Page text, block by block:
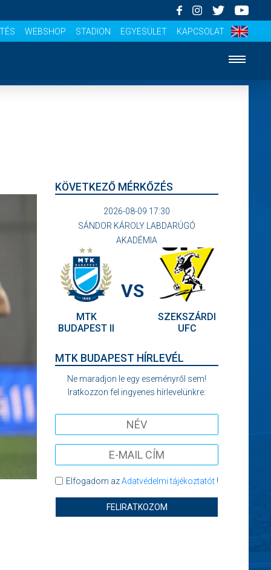
WEBSHOP STADION EGYESÜLET KAPCSOLAT
KÖVETKEZŐ MÉRKŐZÉS
2026-08-09 17:30
SÁNDOR KÁROLY LABDARÚGÓ
AKADÉMIA
MTK
BUDAPEST II
VS
SZEKSZÁRDI
UFC
MTK BUDAPEST HÍRLEVÉL
Ne maradjon le egy eseményről sem!
Iratkozzon fel ingyenes hírlevelünkre:
Elfogadom azAdatvédelmi tájékoztatót!
FELIRATKOZOM